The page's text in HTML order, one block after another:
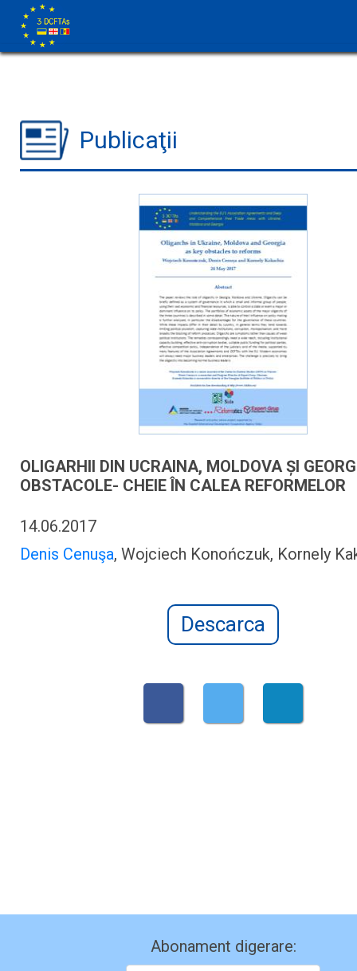
Publicaţii
OLIGARHII DIN UCRAINA, MOLDOVA ȘI
OBSTACOLE- CHEIE ÎN CALEA REFORMELOR
14.06.2017
Denis Cenuşa, Wojciech Konończuk, Kornely
Descarca
Abonament digerare: